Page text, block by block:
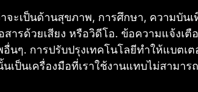
ะเป็นด้านสุขภาพ, การศึกษา, ความบันเ
สารด้วยเสียง หรือวิดีโอ. ข้อความแจ้งเตื
ๆ. การปรับปรุงเทคโนโลยีทำให้แบตเ
ป็นเครื่องมือที่เราใช้งานแทบไม่สามาร